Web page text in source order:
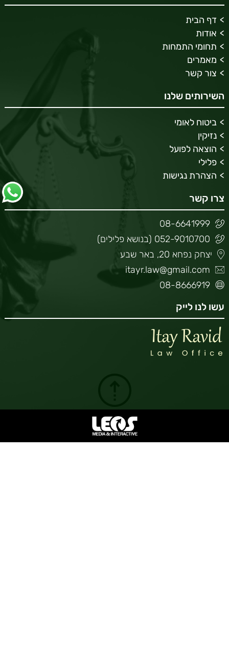
דף הבית
אודות
תחומי התמחות
מאמרים
צור קשר
השירותים שלנו
ביטוח לאומי
נזיקין
הוצאה לפועל
פלילי
הצהרת נגישות
צרו קשר
08-6641999
052-9010700 (בנושא פלילים)
יצחק נפחא 20, באר שבע
itayr.law@gmail.com
08-8666919
עשו לנו לייק